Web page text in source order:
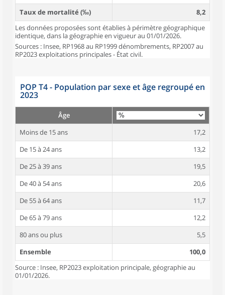
Taux de mortalité (‰)
8,2
Les données proposées sont établies à périmètre géographique
identique, dans la géographie en vigueur au 01/01/2026.
Sources : Insee, RP1968 au RP1999 dénombrements, RP2007 au
RP2023 exploitations principales - État civil.
POP T4 - Population par sexe et âge regroupé en
2023
Âge
Moins de 15 ans
17,2
De 15 à 24 ans
13,2
De 25 à 39 ans
19,5
De 40 à 54 ans
20,6
De 55 à 64 ans
11,7
De 65 à 79 ans
12,2
80 ans ou plus
5,5
Ensemble
100,0
Source : Insee, RP2023 exploitation principale, géographie au
01/01/2026.